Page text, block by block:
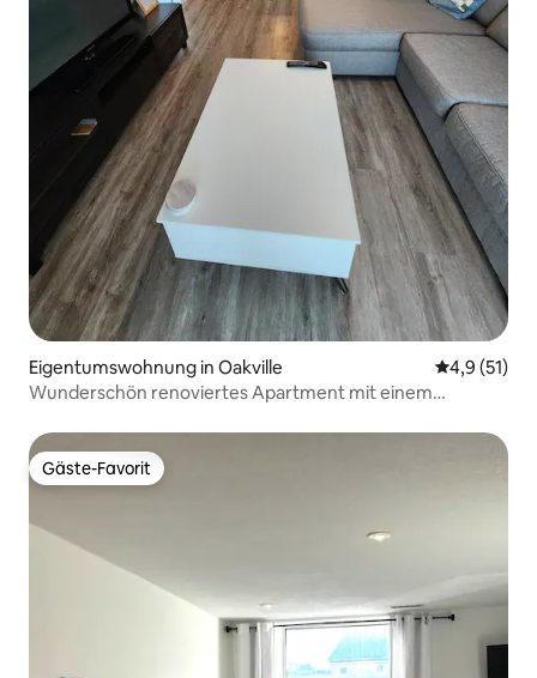
Eigentumswohnung in Oakville
4,9 (51)
Wunderschön renoviertes Apartment mit einem
Gäste-Favorit
Gäste-Favorit